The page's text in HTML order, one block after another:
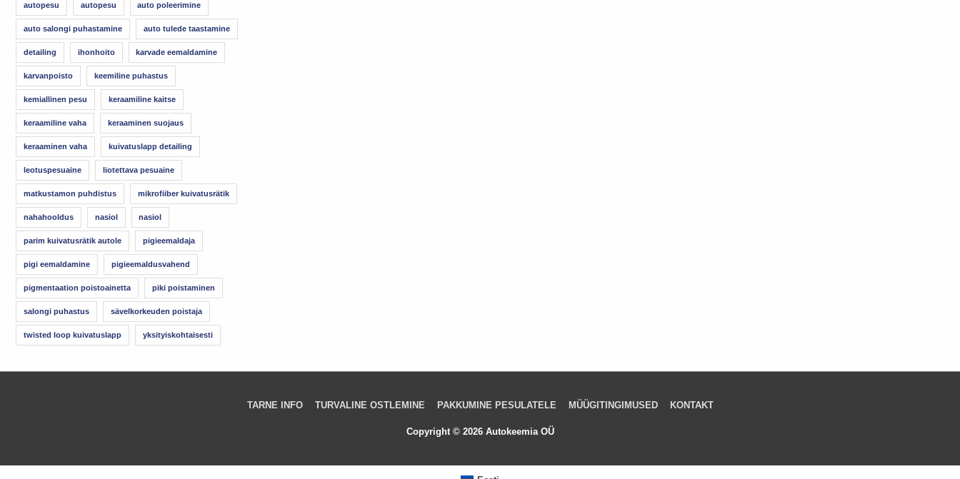
autopesu autopesu auto poleerimine
auto salongi puhastamine auto tulede taastamine
detailing ihonhoito karvade eemaldamine
karvanpoisto keemiline puhastus
kemiallinen pesu keraamiline kaitse
keraamiline vaha keraaminen suojaus
keraaminen vaha kuivatuslapp detailing
leotuspesuaine liotettava pesuaine
matkustamon puhdistus mikrofiiber kuivatusrätik
nahahooldus nasiol nasiol
parim kuivatusrätik autole pigieemaldaja
pigi eemaldamine pigieemaldusvahend
pigmentaation poistoainetta piki poistaminen
salongi puhastus sävelkorkeuden poistaja
twisted loop kuivatuslapp yksityiskohtaisesti
TARNE INFO TURVALINE OSTLEMINE PAKKUMINE PESULATELE MÜÜGITINGIMUSED KONTAKT
Copyright © 2026 Autokeemia OÜ